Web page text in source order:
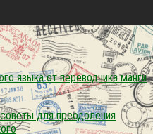
языка от переводчика манги
для преодоления